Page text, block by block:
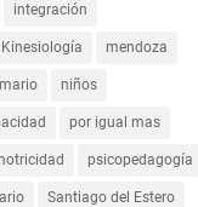
integración
Kinesiología mendoza
niños
por igual mas
psicopedagogía
Santiago del Estero